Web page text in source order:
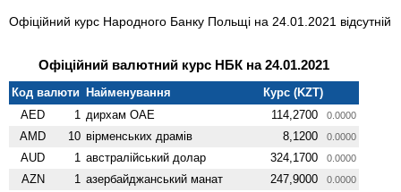
Офіційний курс Народного Банку Польщі на 24.01.2021 відсутній
Офіційний валютний курс НБК на 24.01.2021
Код валюти Найменування
Курс (KZT)
AED
1 дирхам ОАЕ 114,2700 0.0000
AMD 10 вiрменських драмів 8,1200 0.0000
AUD 1 австралійський долар 324,1700 0.0000
AZN 1 азербайджанський манат 247,9000 0.0000